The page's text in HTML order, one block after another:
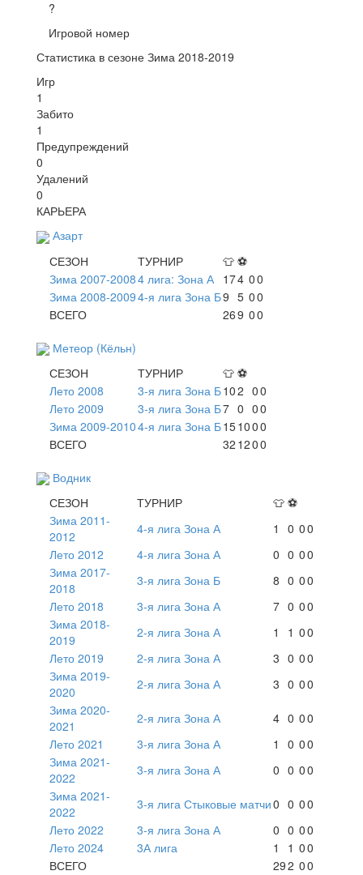
?
Игровой номер
Статистика в сезоне Зима 2018-2019
Игр
1
Забито
1
Предупреждений
0
Удалений
0
КАРЬЕРА
Азарт
СЕЗОН
ТУРНИР 👕 ⚽
Зима 2007-20084 лига: Зона А 174 00
Зима 2008-20094-я лига Зона Б9 5 00
ВСЕГО
269 00
Метеор (Кёльн)
СЕЗОН
ТУРНИР 👕 ⚽
Лето 2008
3-я лига Зона Б102 00
Лето 2009
3-я лига Зона Б7 0 00
Зима 2009-20104-я лига Зона Б151000
ВСЕГО
32 1200
Водник
СЕЗОН
ТУРНИР 👕 ⚽
Зима 2011-
2012
4-я лига Зона А 1 0 00
Лето 2012
4-я лига Зона А 0 0 00
Зима 2017-
2018
3-я лига Зона Б 8 0 00
Лето 2018
3-я лига Зона А 7 0 00
Зима 2018-
2019
2-я лига Зона А 1 1 00
Лето 2019
2-я лига Зона А 3 0 00
Зима 2019-
2020
2-я лига Зона А 3 0 00
Зима 2020-
2021
2-я лига Зона А 4 0 00
Лето 2021
3-я лига Зона А 1 0 00
Зима 2021-
2022
3-я лига Зона А 0 0 00
Зима 2021-
2022
3-я лига Стыковые матчи0 0 00
Лето 2022
3-я лига Зона А 0 0 00
Лето 2024
3А лига 1 1 00
ВСЕГО
292 00